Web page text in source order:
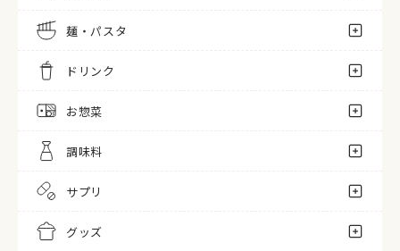
麺・パスタ
ドリンク
お惣菜
調味料
サプリ
グッズ